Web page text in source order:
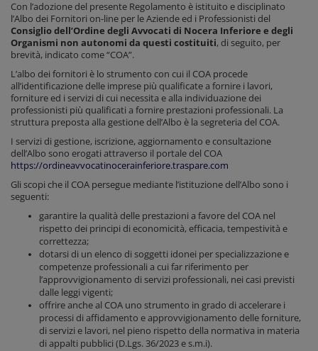
Con l’adozione del presente Regolamento è istituito e disciplinato
l’Albo dei Fornitori on-line per le Aziende ed i Professionisti del
Consiglio dell’Ordine degli Avvocati di Nocera Inferiore e degli
Organismi non autonomi da questi costituiti, di seguito, per
brevità, indicato come “COA”.
L’albo dei fornitori è lo strumento con cui il COA procede
all’identificazione delle imprese più qualificate a fornire i lavori,
forniture ed i servizi di cui necessita e alla individuazione dei
professionisti più qualificati a fornire prestazioni professionali. La
struttura preposta alla gestione dell’Albo è la segreteria del COA.
I servizi di gestione, iscrizione, aggiornamento e consultazione
dell’Albo sono erogati attraverso il portale del COA
https://ordineavvocatinocerainferiore.traspare.com
Gli scopi che il COA persegue mediante l’istituzione dell’Albo sono i
seguenti:
garantire la qualità delle prestazioni a favore del COA nel
rispetto dei principi di economicità, efficacia, tempestività e
correttezza;
dotarsi di un elenco di soggetti idonei per specializzazione e
competenze professionali a cui far riferimento per
l’approvvigionamento di servizi professionali, nei casi previsti
dalle leggi vigenti;
offrire anche al COA uno strumento in grado di accelerare i
processi di affidamento e approvvigionamento delle forniture,
di servizi e lavori, nel pieno rispetto della normativa in materia
di appalti pubblici (D.Lgs. 36/2023 e s.m.i).